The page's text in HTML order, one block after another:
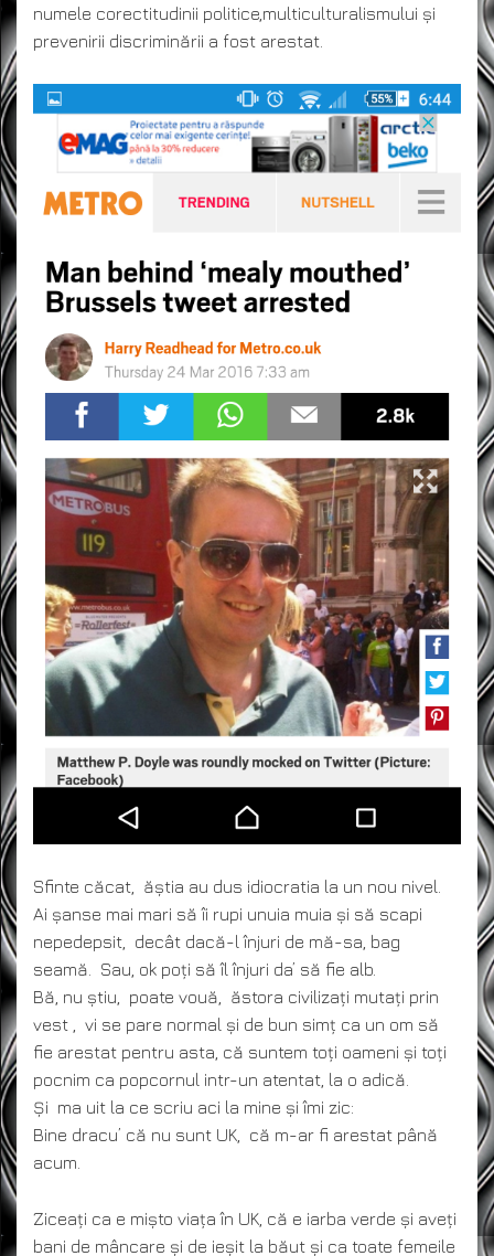
numele corectitudinii politice,multiculturalismului și
prevenirii discriminării a fost arestat.
Sfinte căcat, ăștia au dus idiocratia la un nou nivel.
Ai șanse mai mari să îi rupi unuia muia și să scapi
nepedepsit, decât dacă-l înjuri de mă-sa, bag
seamă. Sau, ok poți să îl înjuri da’ să fie alb.
Bă, nu știu, poate vouă, ăstora civilizați mutați prin
vest , vi se pare normal și de bun simț ca un om să
fie arestat pentru asta, că suntem toți oameni și toți
pocnim ca popcornul intr-un atentat, la o adică.
Și ma uit la ce scriu aci la mine și îmi zic:
Bine dracu’ că nu sunt UK, că m-ar fi arestat până
acum.
Ziceați ca e mișto viața în UK, că e iarba verde și aveți
bani de mâncare și de ieșit la băut și ca toate femeile